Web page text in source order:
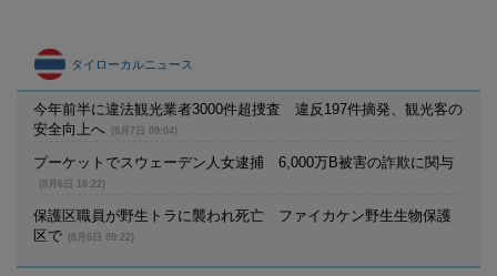
タイローカルニュース
今年前半に違法観光業者3000件超捜査 違反197件摘発、観光客の
安全向上へ
(8月7日 09:04)
プーケットでスウェーデン人女逮捕 6,000万B被害の詐欺に関与
(8月6日 16:22)
保護区職員が野生トラに襲われ死亡 ファイカケン野生生物保護
区で
(8月6日 09:22)